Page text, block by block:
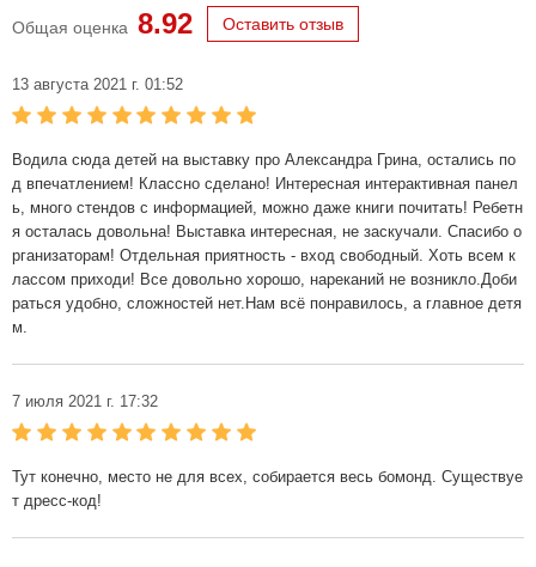
Общая оценка 8.92 Оставить отзыв
13 августа 2021 г. 01:52
Водила сюда детей на выставку про Александра Грина, остались по
д впечатлением! Классно сделано! Интересная интерактивная панел
ь, много стендов с информацией, можно даже книги почитать! Ребетн
я осталась довольна! Выставка интересная, не заскучали. Спасибо о
рганизаторам! Отдельная приятность - вход свободный. Хоть всем к
лассом приходи! Все довольно хорошо, нареканий не возникло.Доби
раться удобно, сложностей нет.Нам всё понравилось, а главное детя
м.
7 июля 2021 г. 17:32
Тут конечно, место не для всех, собирается весь бомонд. Существуе
т дресс-код!